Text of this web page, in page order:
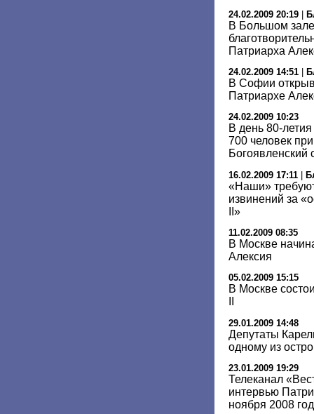
24.02.2009 20:19
В Большом зале
Патриарха
24.02.2009 14:51
В Софии
Патриархе
24.02.2009 10:23
В день 80-
700 человек
Богоявленский
16.02.2009 17:11
«Наши»
извинений за
II»
11.02.2009 08:35
В Москве
Алексия
05.02.2009 15:15
В Москве
29.01.2009 14:48
Депутаты
одному из
23.01.2009 19:29
Телеканал
интервью
ноября 2008